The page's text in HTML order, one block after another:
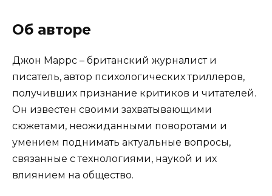
Об авторе
Джон Маррс – британский журналист и
писатель, автор психологических триллеров,
получивших признание критиков и читателей.
Он известен своими захватывающими
сюжетами, неожиданными поворотами и
умением поднимать актуальные вопросы,
связанные с технологиями, наукой и их
влиянием на общество.